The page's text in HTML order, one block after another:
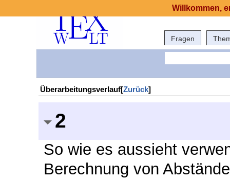
Fragen
Überarbeitungsverlauf[Zurück]
2
So wie es aussieht
Berechnung von
Willkommen,